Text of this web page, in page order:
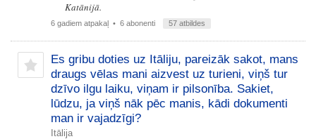
Katānijā.
6 gadiem atpakaļ • 6 abonenti 57 atbildes
Es gribu doties uz Itāliju, pareizāk sakot, mans
draugs vēlas mani aizvest uz turieni, viņš tur
dzīvo ilgu laiku, viņam ir pilsonība. Sakiet,
lūdzu, ja viņš nāk pēc manis, kādi dokumenti
man ir vajadzīgi?
Itālija